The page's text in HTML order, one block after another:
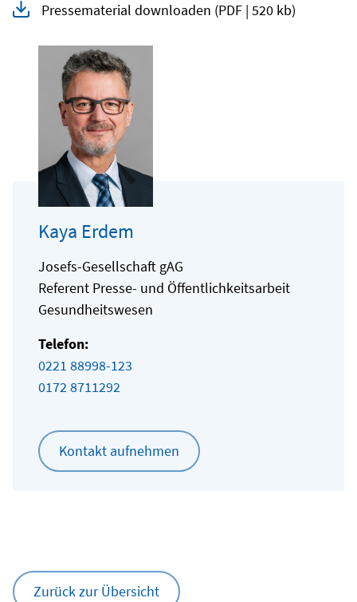
Kaya Erdem
Josefs-Gesellschaft gAG
Referent Presse- und Öffentlichkeitsarbeit
Gesundheitswesen
Telefon:
0221 88998-123
0172 8711292
Kontakt aufnehmen
Pressematerial downloaden (PDF | 520 kb)
Zurück zur Übersicht